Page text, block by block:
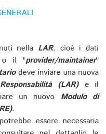
nella LAR, cioè i dati
il "provider/maintainer"
deve inviare una nuova
(LAR)e il
un nuovo Modulo di
.
essere necessaria